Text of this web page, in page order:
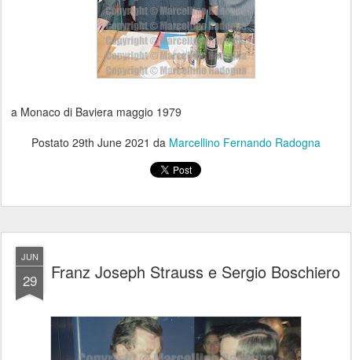
a Monaco di Baviera maggio 1979
Postato 29th June 2021 da Marcellino Fernando Radogna
JUN
29 Franz Joseph Strauss e Sergio Boschiero